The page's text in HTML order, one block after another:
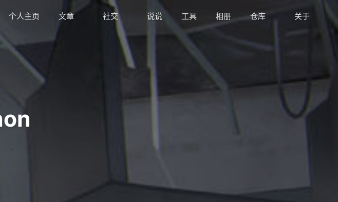
个人主页 文章 社交 说说 工具 相册 仓库 关于